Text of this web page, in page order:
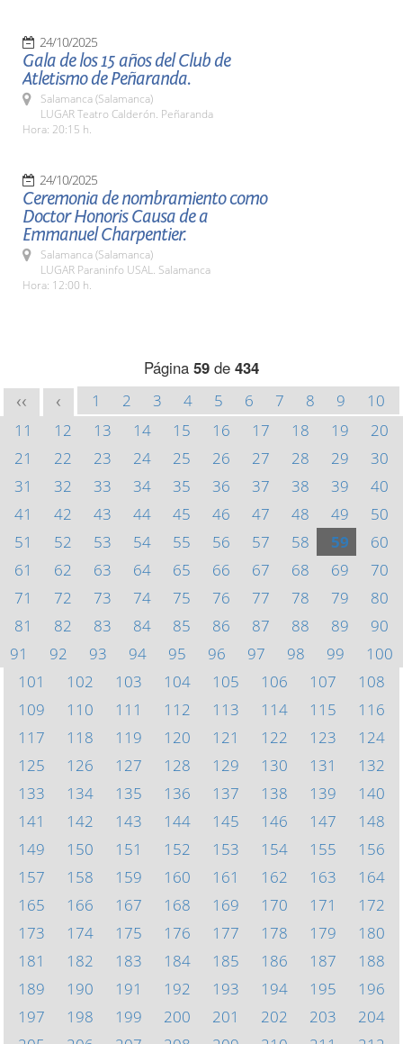
24/10/2025
Gala de los 15 años del Club de
Atletismo de Peñaranda.
Salamanca (Salamanca)
LUGAR Teatro Calderón. Peñaranda
Hora: 20:15 h.
24/10/2025
Ceremonia de nombramiento como
Doctor Honoris Causa de a
Emmanuel Charpentier.
Salamanca (Salamanca)
LUGAR Paraninfo USAL. Salamanca
Hora: 12:00 h.
Página 59 de 434
<< < 1 2 3 4 5 6 7 8 9
10
11
12 13 14 15 16 17 18 19
20
21
22 23 24 25 26 27 28 29
30
31
32 33 34 35 36 37 38 39
40
41
42 43 44 45 46 47 48 49
50
51
52 53 54 55 56 57 58 59
60
61
62 63 64 65 66 67 68 69
70
71
72 73 74 75 76 77 78 79
80
81
82 83 84 85 86 87 88 89
90
91
92 93 94 95 96 97 98 99
100
101
102 103 104 105 106 107
108
109
110 111 112 113 114 115
116
117
118 119 120 121 122 123
124
125
126 127 128 129 130 131
132
133
134 135 136 137 138 139
140
141
142 143 144 145 146 147
148
149
150 151 152 153 154 155
156
157
158 159 160 161 162 163
164
165
166 167 168 169 170 171
172
173
174 175 176 177 178 179
180
181
182 183 184 185 186 187
188
189
190 191 192 193 194 195
196
197
198 199 200 201 202 203
204